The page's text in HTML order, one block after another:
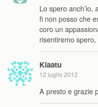
Lo spero anch’io,
fi non posso che
coro un
risentiremo
Klaatu
12 luglio 2012
A presto e grazie